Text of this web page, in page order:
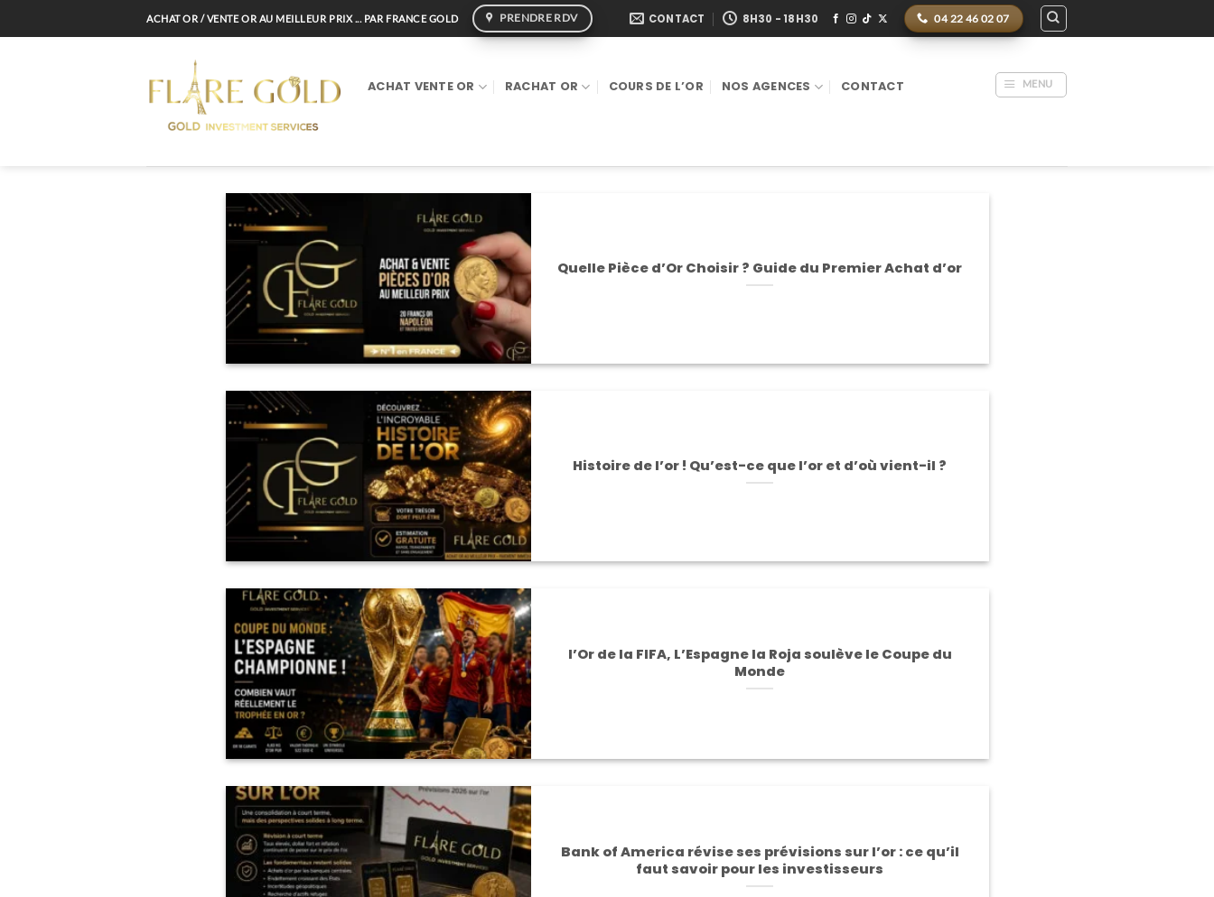
ACHAT OR / VENTE OR AU MEILLEUR PRIX ... PAR FRANCE GOLD PRENDRE RDV CONTACT 8H30 - 18H30 04 22 46 02 07
ACHAT VENTE OR RACHAT OR COURS DE L’OR NOS AGENCES CONTACT MENU
Quelle Pièce d’Or Choisir ? Guide du Premier Achat d’or
Histoire de l’or ! Qu’est-ce que l’or et d’où vient-il ?
l’Or de la FIFA, L’Espagne la Roja soulève le Coupe du
Monde
Bank of America révise ses prévisions sur l’or : ce qu’il
faut savoir pour les investisseurs